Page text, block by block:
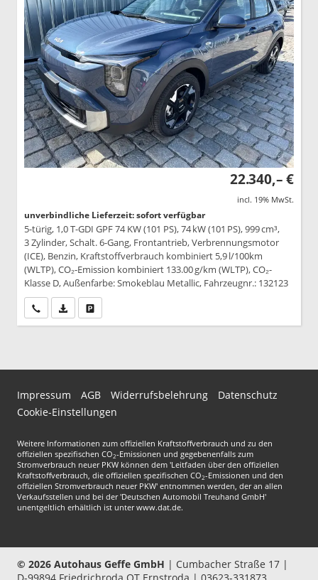
22.340,– €
incl. 19% MwSt.
unverbindliche Lieferzeit: sofort verfügbar
5-türig, 1,0 T-GDI GPF 74 KW (101 PS), 74 kW (101 PS), 999 cm³,
3 Zylinder, Schalt. 6-Gang, Frontantrieb, Verbrennungsmotor
(ICE), Benzin, Kraftstoffverbrauch kombiniert 5,9 l/100km
(WLTP), CO₂-Emission kombiniert 133.00 g/km (WLTP), CO₂-
Klasse D, Außenfarbe: Smokeblau Metallic, Fahrzeugnr.: 132123
Wir rufen Sie anPDF-Datei, Fahrzeugexposé drucken
Impressum AGB Widerrufsbelehrung
Datenschutz
Cookie-Einstellungen
Weitere Informationen zum offiziellen Kraftstoffverbrauch und zu den
offiziellen spezifischen CO2-Emissionen und gegebenenfalls zum
Stromverbrauch neuer PKW können dem 'Leitfaden über den offiziellen
Kraftstoffverbrauch, die offiziellen spezifischen CO2-Emissionen und den
offiziellen Stromverbrauch neuer PKW' entnommen werden, der an allen
Verkaufsstellen und bei der 'Deutschen Automobil Treuhand GmbH'
unentgeltlich erhältlich ist unter www.dat.de.
© 2026 Autohaus Geffe GmbH | Cumbacher Straße 17 |